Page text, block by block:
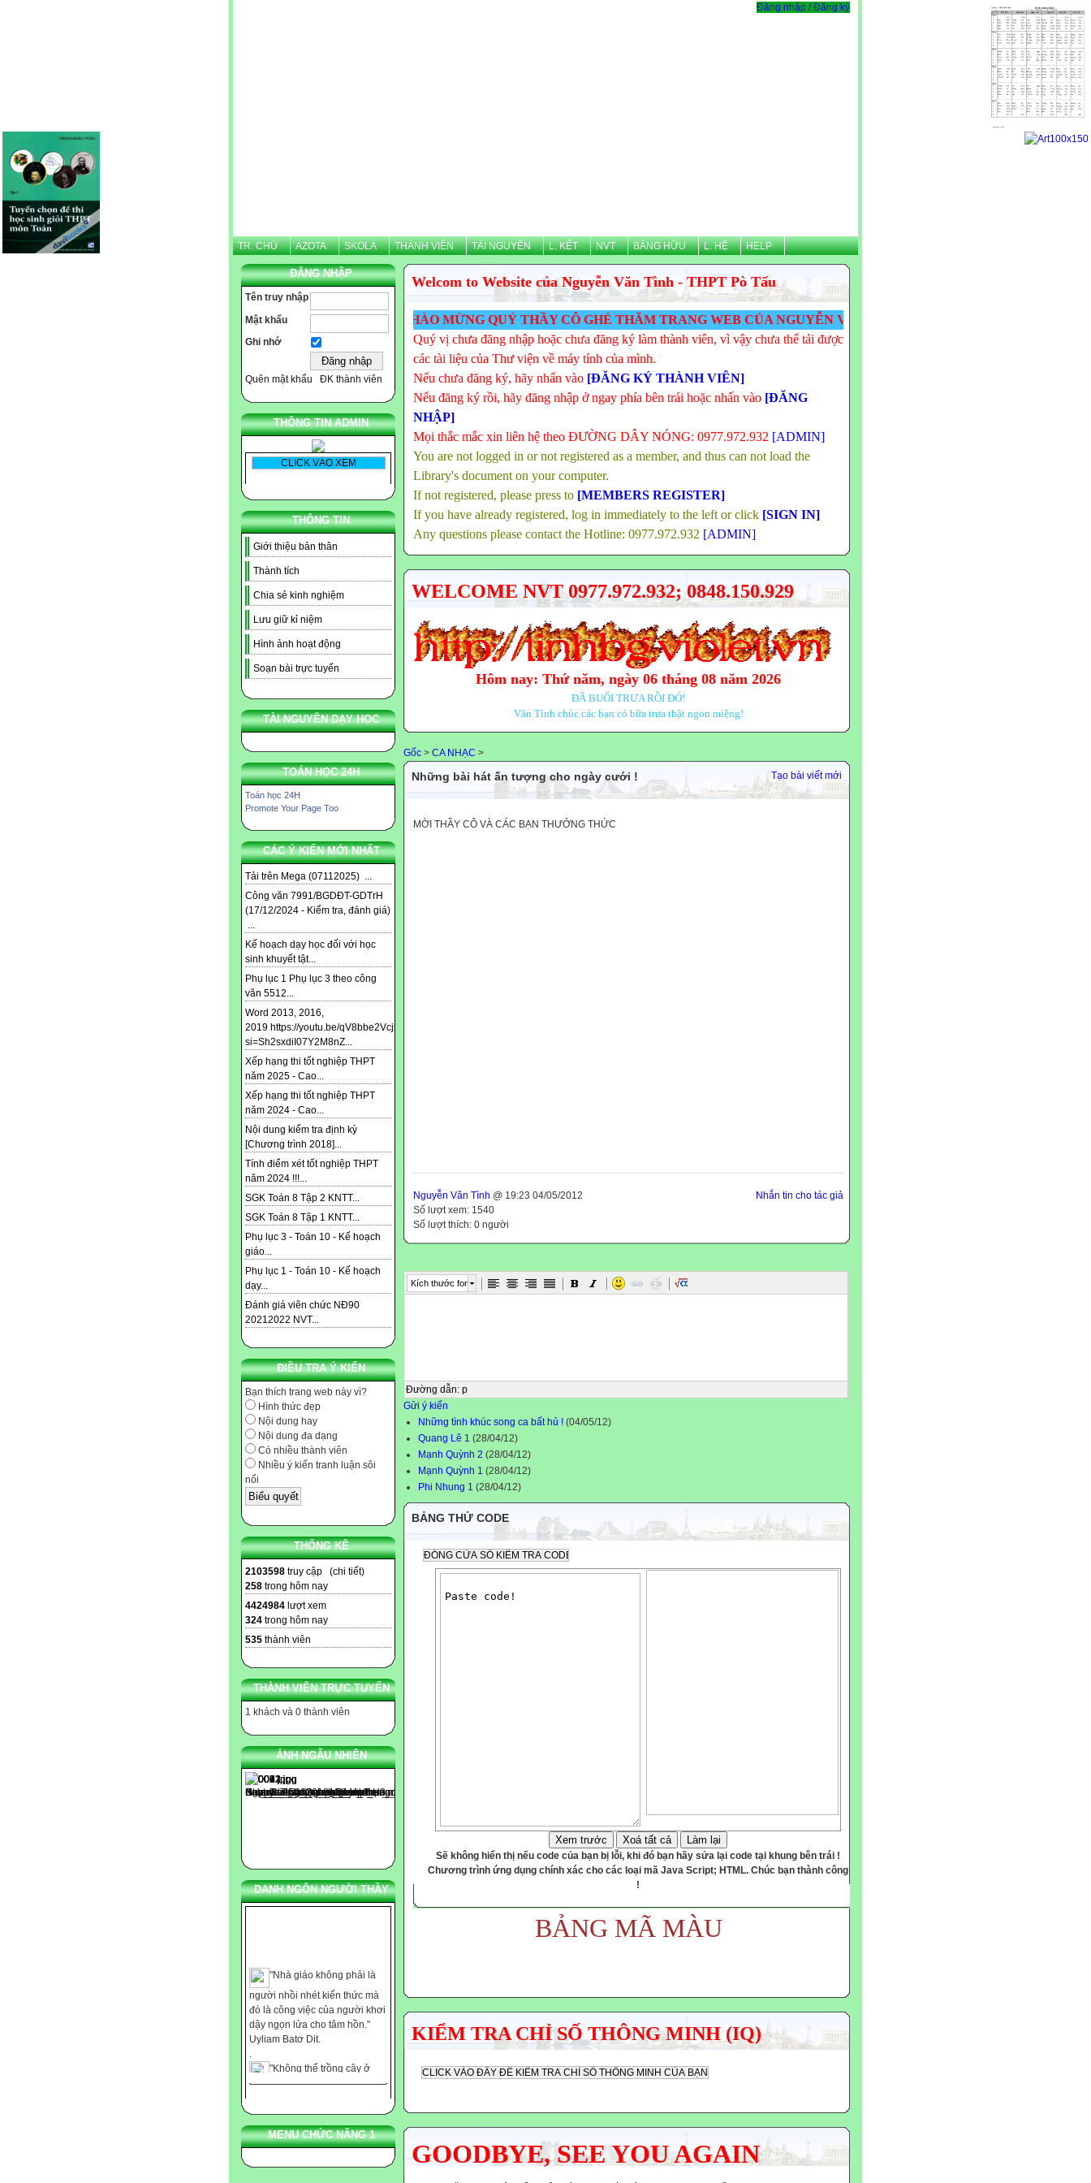
Đăng nhập / Đăng ký
TR. CHỦ AZOTA SKOLA THÀNH VIÊN TÀI NGUYÊN L. KẾT NVT BẰNG HỮU L. HỆ HELP
ĐĂNG NHẬP
Tên truy nhập
Mật khẩu
Ghi nhớ
Quên mật khẩu ĐK thành viên
THÔNG TIN ADMIN
THÔNG TIN
Giới thiệu bản thân
Thành tích
Chia sẻ kinh nghiệm
Lưu giữ kỉ niệm
Hình ảnh hoạt động
Soạn bài trực tuyến
TÀI NGUYÊN DẠY HỌC
TOÁN HỌC 24H
Toán học 24H
Promote Your Page Too
CÁC Ý KIẾN MỚI NHẤT
Tải trên Mega (07112025) ...
Công văn 7991/BGDĐT-GDTrH
(17/12/2024 - Kiểm tra, đánh giá)
...
Kế hoạch dạy học đối với học
sinh khuyết tật...
Phụ lục 1 Phụ lục 3 theo công
văn 5512...
Word 2013, 2016,
2019 https://youtu.be/qV8bbe2Vcjs?
si=Sh2sxdiI07Y2M8nZ...
Xếp hạng thi tốt nghiệp THPT
năm 2025 - Cao...
Xếp hạng thi tốt nghiệp THPT
năm 2024 - Cao...
Nội dung kiểm tra định kỳ
[Chương trình 2018]...
Tính điểm xét tốt nghiệp THPT
năm 2024 !!!...
SGK Toán 8 Tập 2 KNTT...
SGK Toán 8 Tập 1 KNTT...
Phụ lục 3 - Toán 10 - Kế hoạch
giáo...
Phụ lục 1 - Toán 10 - Kế hoạch
dạy...
Đánh giá viên chức NĐ90
20212022 NVT...
ĐIỀU TRA Ý KIẾN
Bạn thích trang web này vì?
Hình thức đẹp
Nội dung hay
Nội dung đa dạng
Có nhiều thành viên
Nhiều ý kiến tranh luận sôi
nổi
THỐNG KÊ
2103598 truy cập (chi tiết)
258 trong hôm nay
4424984 lượt xem
324 trong hôm nay
535 thành viên
THÀNH VIÊN TRỰC TUYẾN
1 khách và 0 thành viên
ẢNH NGẪU NHIÊN
DANH NGÔN NGƯỜI THẦY
người nhồi nhét kiến thức mà
đó là công việc của người khơi
dậy ngọn lửa cho tâm hồn."
Uyliam Batơ Dit.
.
"Không thể trồng cây ở
những nơi thiếu ánh sáng,
.
"Chúng ta không thể dạy
MENU CHỨC NĂNG 1
Welcom to Website của Nguyễn Văn Tình - THPT Pò Tấu
CHÀO MỪNG QUÝ THẦY CÔ GHÉ THĂM TRANG WEB CỦA NGUYỄN VĂN TÌNH - THPT PÒ TẤU! VĂN TÌNH
Quý vị chưa đăng nhập hoặc chưa đăng ký làm thành viên, vì vậy chưa thể tải được
các tài liệu của Thư viện về máy tính của mình.
Nếu chưa đăng ký, hãy nhấn vào [ĐĂNG KÝ THÀNH VIÊN]
Nếu đăng ký rồi, hãy đăng nhập ở ngay phía bên trái hoặc nhấn vào [ĐĂNG
NHẬP]
Mọi thắc mắc xin liên hệ theo ĐƯỜNG DÂY NÓNG: 0977.972.932 [ADMIN]
You are not logged in or not registered as a member, and thus can not load the
Library's document on your computer.
If not registered, please press to [MEMBERS REGISTER]
If you have already registered, log in immediately to the left or click [SIGN IN]
Any questions please contact the Hotline: 0977.972.932 [ADMIN]
WELCOME NVT 0977.972.932; 0848.150.929
Hôm nay: Thứ năm, ngày 06 tháng 08 năm 2026
ĐÃ BUỔI TRƯA RỒI ĐÓ!
Văn Tình chúc các bạn có bữa trưa thật ngon miệng!
Gốc > CA NHẠC >
Tạo bài viết mới
Những bài hát ấn tượng cho ngày cưới !
MỜI THẦY CÔ VÀ CÁC BẠN THƯỞNG THỨC
Nhắn tin cho tác giả
Nguyễn Văn Tình @ 19:23 04/05/2012
Số lượt xem: 1540
Số lượt thích: 0 người
Kích thước font
Đường dẫn: p
Gửi ý kiến
Những tình khúc song ca bất hủ ! (04/05/12)
Quang Lê 1 (28/04/12)
Mạnh Quỳnh 2 (28/04/12)
Mạnh Quỳnh 1 (28/04/12)
Phi Nhung 1 (28/04/12)
BẢNG THỬ CODE
Xem trước Xoá tất cả Làm lại
Sẽ không hiển thị nếu code của bạn bị lỗi, khi đó bạn hãy sửa lại code tại khung bên trái !
Chương trình ứng dụng chính xác cho các loại mã Java Script; HTML. Chúc bạn thành công
!
BẢNG MÃ MÀU
KIỂM TRA CHỈ SỐ THÔNG MINH (IQ)
GOODBYE, SEE YOU AGAIN